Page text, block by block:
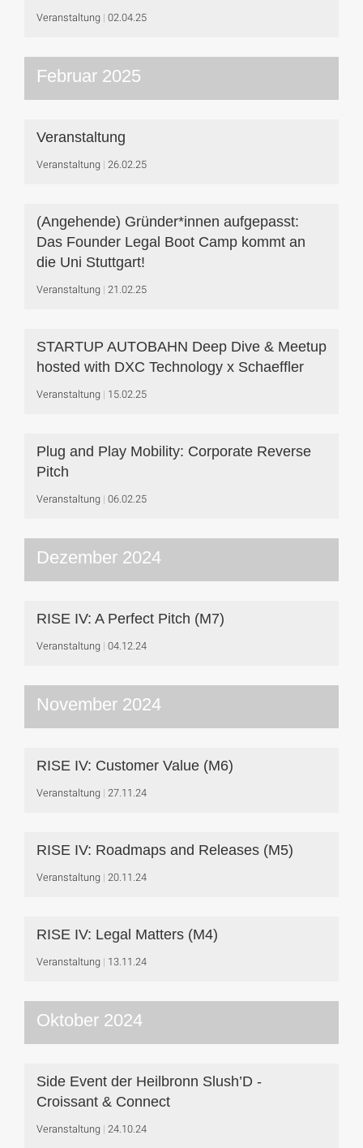
Veranstaltung 02.04.25
Februar 2025
Veranstaltung
Veranstaltung 26.02.25
(Angehende) Gründer*innen aufgepasst:
Das Founder Legal Boot Camp kommt an
die Uni Stuttgart!
Veranstaltung 21.02.25
STARTUP AUTOBAHN Deep Dive & Meetup
hosted with DXC Technology x Schaeffler
Veranstaltung 15.02.25
Plug and Play Mobility: Corporate Reverse
Pitch
Veranstaltung 06.02.25
Dezember 2024
RISE IV: A Perfect Pitch (M7)
Veranstaltung 04.12.24
November 2024
RISE IV: Customer Value (M6)
Veranstaltung 27.11.24
RISE IV: Roadmaps and Releases (M5)
Veranstaltung 20.11.24
RISE IV: Legal Matters (M4)
Veranstaltung 13.11.24
Oktober 2024
Side Event der Heilbronn Slush’D -
Croissant & Connect
Veranstaltung 24.10.24